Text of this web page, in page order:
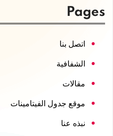
Pages
اتصل بنا
الشفافية
مقالات
موقع جدول الفيتامينات
نبذه عنا